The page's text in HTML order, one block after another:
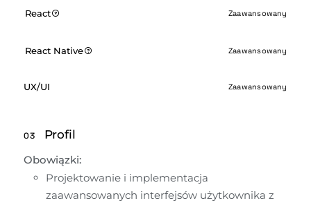
React Zaawansowany
React Native Zaawansowany
UX/UI Zaawansowany
03 Profil
Obowiązki:
Projektowanie i implementacja
zaawansowanych interfejsów użytkownika z